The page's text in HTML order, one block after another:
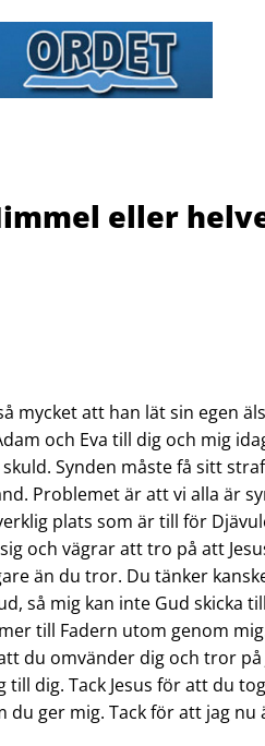
eller
mycket att han lät sin egen
och Eva till dig och mig
Synden måste få sitt
Problemet är att vi alla är
plats som är till för
och vägrar att tro på att
än du tror. Du tänker
så mig kan inte Gud skicka
till Fadern utom genom
du omvänder dig och tror på
till dig. Tack Jesus för att du
ger mig. Tack för att jag nu